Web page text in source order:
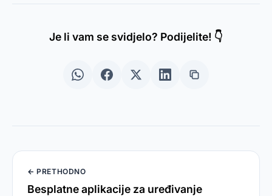
Je li vam se svidjelo? Podijelite! 👇
← PRETHODNO
Besplatne aplikacije za uređivanje